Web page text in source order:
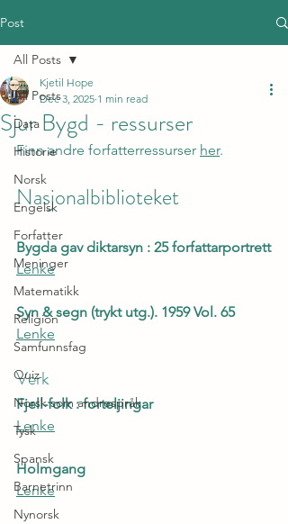
Post
All Posts
Data
Historie
Norsk
Engelsk
Forfatter
Meninger
Matematikk
Religion
Samfunnsfag
Quiz
Norsk som andrespråk
Tysk
Spansk
Barnetrinn
Nynorsk
All Posts
Sjur Bygd - ressurser
Kjetil Hope
Dec 3, 2025 1 min read
Finn andre forfatterressurser her.
Nasjonalbiblioteket
Bygda gav diktarsyn : 25 forfattarportrett
Lenke
Syn & segn (trykt utg.). 1959 Vol. 65
Lenke
Verk
Fjell-folk : forteljingar
Lenke
Holmgang
Lenke